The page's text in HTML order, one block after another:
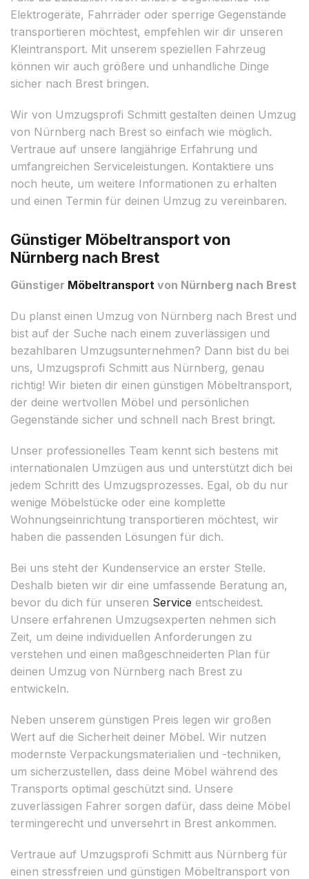
Elektrogeräte, Fahrräder oder sperrige Gegenstände
transportieren möchtest, empfehlen wir dir unseren
Kleintransport. Mit unserem speziellen Fahrzeug
können wir auch größere und unhandliche Dinge
sicher nach Brest bringen.
Wir von Umzugsprofi Schmitt gestalten deinen Umzug
von Nürnberg nach Brest so einfach wie möglich.
Vertraue auf unsere langjährige Erfahrung und
umfangreichen Serviceleistungen. Kontaktiere uns
noch heute, um weitere Informationen zu erhalten
und einen Termin für deinen Umzug zu vereinbaren.
Günstiger Möbeltransport von
Nürnberg nach Brest
Günstiger Möbeltransport von Nürnberg nach Brest
Du planst einen Umzug von Nürnberg nach Brest und
bist auf der Suche nach einem zuverlässigen und
bezahlbaren Umzugsunternehmen? Dann bist du bei
uns, Umzugsprofi Schmitt aus Nürnberg, genau
richtig! Wir bieten dir einen günstigen Möbeltransport,
der deine wertvollen Möbel und persönlichen
Gegenstände sicher und schnell nach Brest bringt.
Unser professionelles Team kennt sich bestens mit
internationalen Umzügen aus und unterstützt dich bei
jedem Schritt des Umzugsprozesses. Egal, ob du nur
wenige Möbelstücke oder eine komplette
Wohnungseinrichtung transportieren möchtest, wir
haben die passenden Lösungen für dich.
Bei uns steht der Kundenservice an erster Stelle.
Deshalb bieten wir dir eine umfassende Beratung an,
bevor du dich für unseren Service entscheidest.
Unsere erfahrenen Umzugsexperten nehmen sich
Zeit, um deine individuellen Anforderungen zu
verstehen und einen maßgeschneiderten Plan für
deinen Umzug von Nürnberg nach Brest zu
entwickeln.
Neben unserem günstigen Preis legen wir großen
Wert auf die Sicherheit deiner Möbel. Wir nutzen
modernste Verpackungsmaterialien und -techniken,
um sicherzustellen, dass deine Möbel während des
Transports optimal geschützt sind. Unsere
zuverlässigen Fahrer sorgen dafür, dass deine Möbel
termingerecht und unversehrt in Brest ankommen.
Vertraue auf Umzugsprofi Schmitt aus Nürnberg für
einen stressfreien und günstigen Möbeltransport von